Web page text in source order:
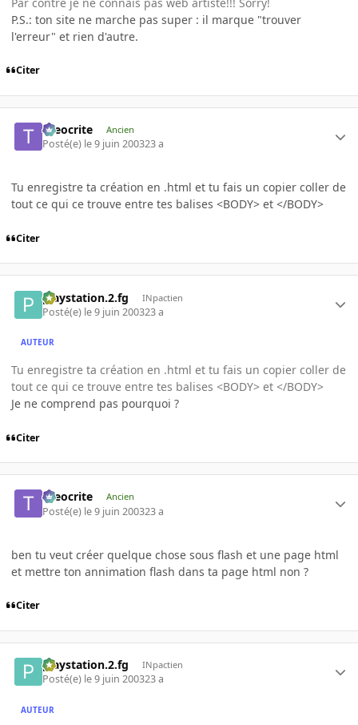
P.S.: ton site ne marche pas super : il marque "trouver
l'erreur" et rien d'autre.
Citer
theocrite Ancien
Posté(e) le 9 juin 200323 a
Tu enregistre ta création en .html et tu fais un copier coller de
tout ce qui ce trouve entre tes balises <BODY> et </BODY>
Citer
playstation.2.fg INpactien
Posté(e) le 9 juin 200323 a
AUTEUR
Tu enregistre ta création en .html et tu fais un copier coller de
tout ce qui ce trouve entre tes balises <BODY> et </BODY>
Je ne comprend pas pourquoi ?
Citer
theocrite Ancien
Posté(e) le 9 juin 200323 a
ben tu veut créer quelque chose sous flash et une page html
et mettre ton annimation flash dans ta page html non ?
Citer
playstation.2.fg INpactien
Posté(e) le 9 juin 200323 a
AUTEUR